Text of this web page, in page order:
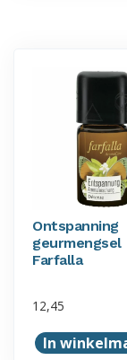
Ontspanning
geurmengsel
Farfalla
12,45
In